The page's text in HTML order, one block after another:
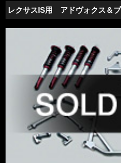
レクサスIS用 アドヴォクス＆